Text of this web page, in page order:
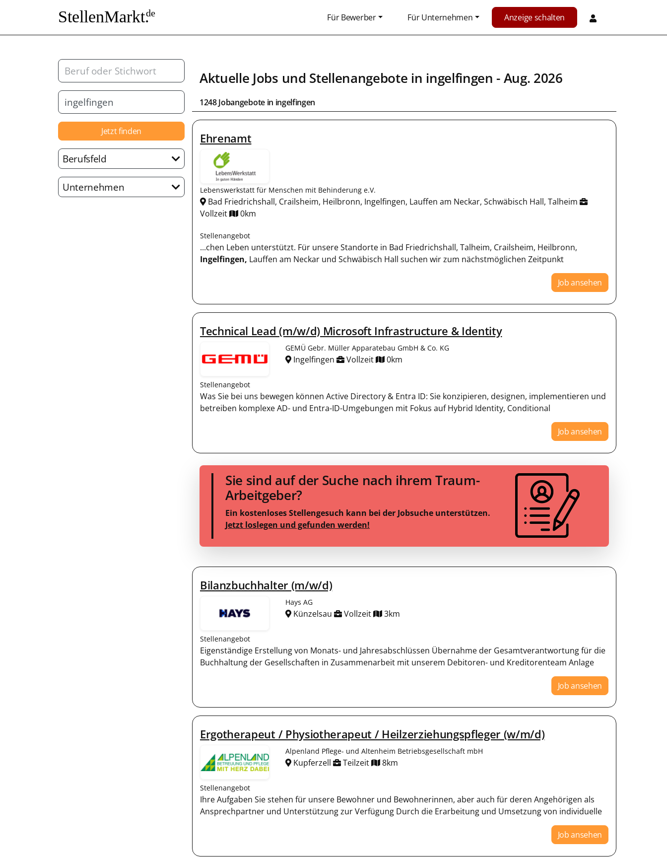
StellenMarkt.de Für Bewerber Für Unternehmen Anzeige schalten
Jetzt finden
Berufsfeld
Unternehmen
Aktuelle Jobs und Stellenangebote in ingelfingen - Aug. 2026
1248 Jobangebote in ingelfingen
Ehrenamt
Lebenswerkstatt für Menschen mit Behinderung e.V.
Bad Friedrichshall, Crailsheim, Heilbronn, Ingelfingen, Lauffen am Neckar, Schwäbisch Hall, Talheim
Vollzeit
0km
Stellenangebot
...chen Leben unterstützt. Für unsere Standorte in Bad Friedrichshall, Talheim, Crailsheim, Heilbronn,
Ingelfingen, Lauffen am Neckar und Schwäbisch Hall suchen wir zum nächstmöglichen Zeitpunkt
Job ansehen
Technical Lead (m/w/d) Microsoft Infrastructure & Identity
GEMÜ Gebr. Müller Apparatebau GmbH & Co. KG
Ingelfingen Vollzeit 0km
Stellenangebot
Was Sie bei uns bewegen können Active Directory & Entra ID: Sie konzipieren, designen, implementieren und
betreiben komplexe AD- und Entra-ID-Umgebungen mit Fokus auf Hybrid Identity, Conditional
Job ansehen
Sie sind auf der Suche nach ihrem Traum-
Arbeitgeber?
Ein kostenloses Stellengesuch kann bei der Jobsuche unterstützen.
Jetzt loslegen und gefunden werden!
Bilanzbuchhalter (m/w/d)
Hays AG
Künzelsau Vollzeit 3km
Stellenangebot
Eigenständige Erstellung von Monats- und Jahresabschlüssen Übernahme der Gesamtverantwortung für die
Buchhaltung der Gesellschaften in Zusammenarbeit mit unserem Debitoren- und Kreditorenteam Anlage
Job ansehen
Ergotherapeut / Physiotherapeut / Heilzerziehungspfleger (w/m/d)
Alpenland Pflege- und Altenheim Betriebsgesellschaft mbH
Kupferzell Teilzeit 8km
Stellenangebot
Ihre Aufgaben Sie stehen für unsere Bewohner und Bewohnerinnen, aber auch für deren Angehörigen als
Ansprechpartner und Unterstützung zur Verfügung Durch die Erarbeitung und Umsetzung von individuelle
Job ansehen